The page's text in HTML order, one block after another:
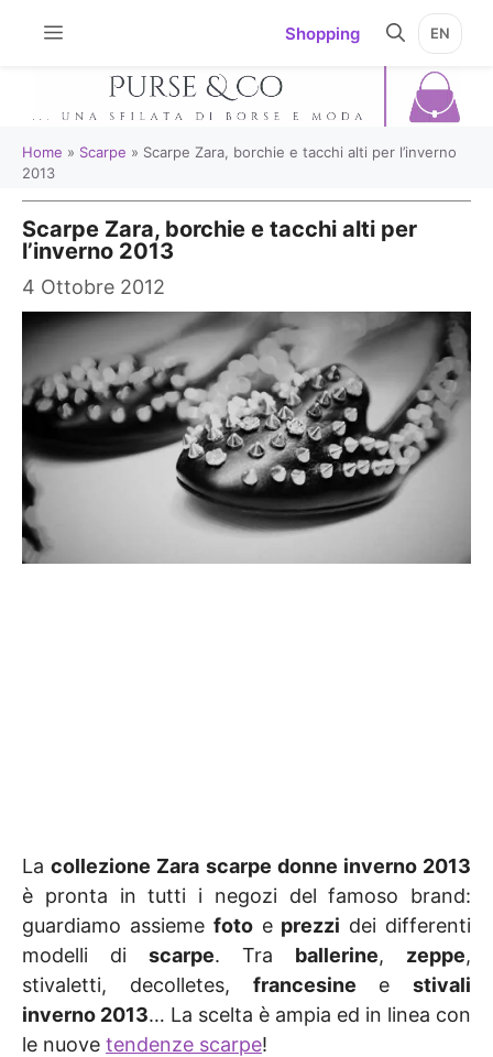
Shopping EN
Home » Scarpe » Scarpe Zara, borchie e tacchi alti per l’inverno
2013
Scarpe Zara, borchie e tacchi alti per
l’inverno 2013
4 Ottobre 2012
Lacollezione Zara scarpe donne inverno 2013
è pronta in tutti i negozi del famoso brand:
guardiamo assieme fotoe prezzi dei differenti
modelli di scarpe. Tra ballerine, zeppe,
stivaletti, decolletes, francesine e stivali
inverno 2013… La scelta è ampia ed in linea con
le nuove tendenze scarpe!